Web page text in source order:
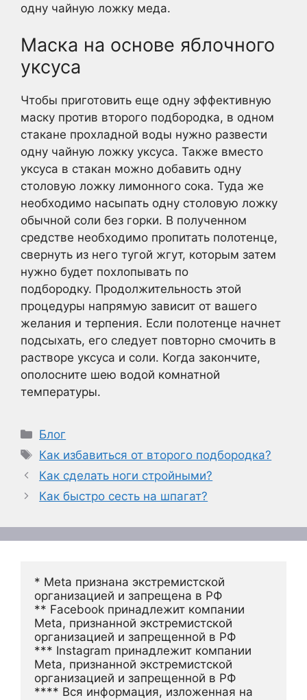
одну чайную ложку меда.
Маска на основе яблочного
уксуса
Чтобы приготовить еще одну эффективную
маску против второго подбородка, в одном
стакане прохладной воды нужно развести
одну чайную ложку уксуса. Также вместо
уксуса в стакан можно добавить одну
столовую ложку лимонного сока. Туда же
необходимо насыпать одну столовую ложку
обычной соли без горки. В полученном
средстве необходимо пропитать полотенце,
свернуть из него тугой жгут, которым затем
нужно будет похлопывать по
подбородку. Продолжительность этой
процедуры напрямую зависит от вашего
желания и терпения. Если полотенце начнет
подсыхать, его следует повторно смочить в
растворе уксуса и соли. Когда закончите,
ополосните шею водой комнатной
температуры.
Рубрики
Блог
Метки
Как избавиться от второго подбородка?
Как сделать ноги стройными?
Как быстро сесть на шпагат?
* Meta признана экстремистской
организацией и запрещена в РФ
** Facebook принадлежит компании
Meta, признанной экстремистской
организацией и запрещенной в РФ
*** Instagram принадлежит компании
Meta, признанной экстремистской
организацией и запрещенной в РФ
**** Вся информация, изложенная на